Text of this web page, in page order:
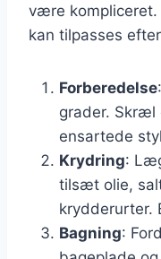
være kompliceret.
kan tilpasses
Forberedelse
grader.
ensartede
Krydring:
tilsæt olie,
krydderurter.
Bagning: